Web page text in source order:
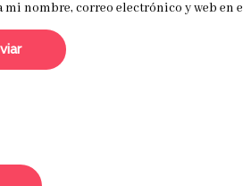
mi nombre, correo electrónico y web en